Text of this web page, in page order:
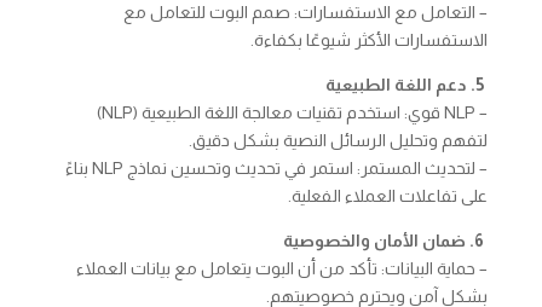
– التعامل مع الاستفسارات: صمم البوت للتعامل مع
الاستفسارات الأكثر شيوعًا بكفاءة.
– NLP قوي: استخدم تقنيات معالجة اللغة الطبيعية (NLP)
لتفهم وتحليل الرسائل النصية بشكل دقيق.
– لتحديث المستمر: استمر في تحديث وتحسين نماذج NLP بناءً
على تفاعلات العملاء الفعلية.
– حماية البيانات: تأكد من أن البوت يتعامل مع بيانات العملاء
بشكل آمن ويحترم خصوصيتهم.